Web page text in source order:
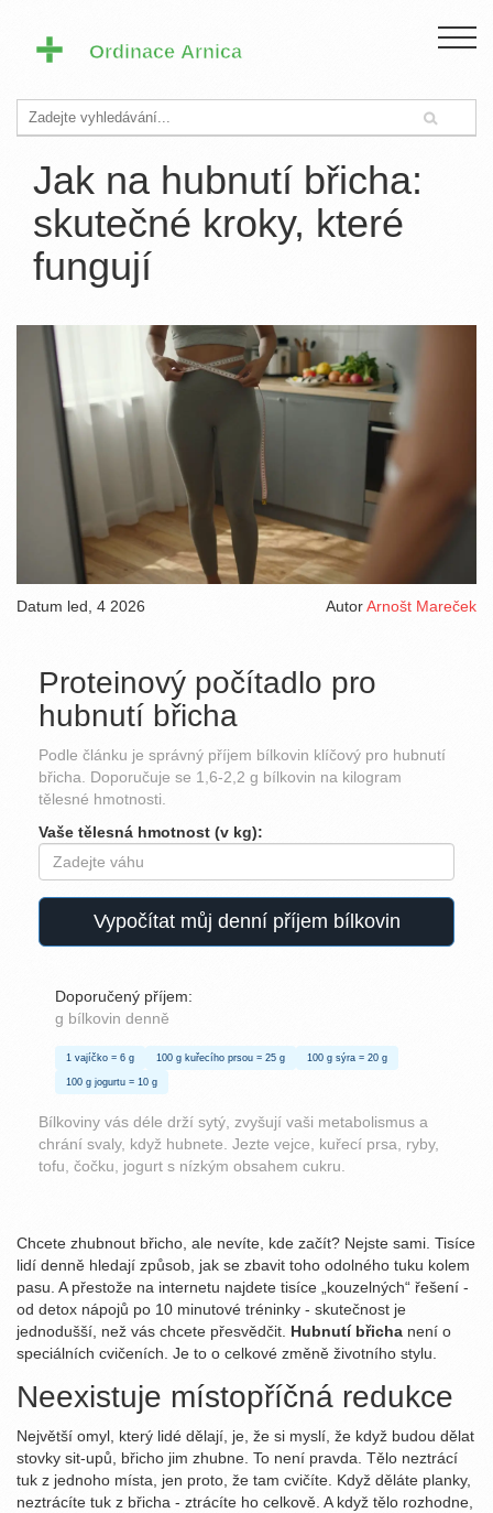
Jak na hubnutí břicha:
skutečné kroky, které
fungují
Datum led, 4 2026 AutorArnošt Mareček
Proteinový počítadlo pro
hubnutí břicha
Podle článku je správný příjem bílkovin klíčový pro hubnutí
břicha. Doporučuje se 1,6-2,2 g bílkovin na kilogram
tělesné hmotnosti.
Vaše tělesná hmotnost (v kg):
Vypočítat můj denní příjem bílkovin
Doporučený příjem:
g bílkovin denně
1 vajíčko = 6 g 100 g kuřecího prsou = 25 g 100 g sýra = 20 g
100 g jogurtu = 10 g
Bílkoviny vás déle drží sytý, zvyšují vaši metabolismus a
chrání svaly, když hubnete. Jezte vejce, kuřecí prsa, ryby,
tofu, čočku, jogurt s nízkým obsahem cukru.
Chcete zhubnout břicho, ale nevíte, kde začít? Nejste sami. Tisíce
lidí denně hledají způsob, jak se zbavit toho odolného tuku kolem
pasu. A přestože na internetu najdete tisíce „kouzelných“ řešení -
od detox nápojů po 10 minutové tréninky - skutečnost je
jednodušší, než vás chcete přesvědčit. Hubnutí břicha není o
speciálních cvičeních. Je to o celkové změně životního stylu.
Neexistuje místopříčná redukce
Největší omyl, který lidé dělají, je, že si myslí, že když budou dělat
stovky sit-upů, břicho jim zhubne. To není pravda. Tělo neztrácí
tuk z jednoho místa, jen proto, že tam cvičíte. Když děláte planky,
neztrácíte tuk z břicha - ztrácíte ho celkově. A když tělo rozhodne,